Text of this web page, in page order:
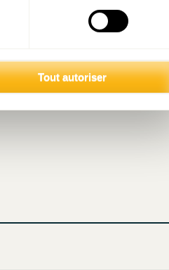
Tout autoriser